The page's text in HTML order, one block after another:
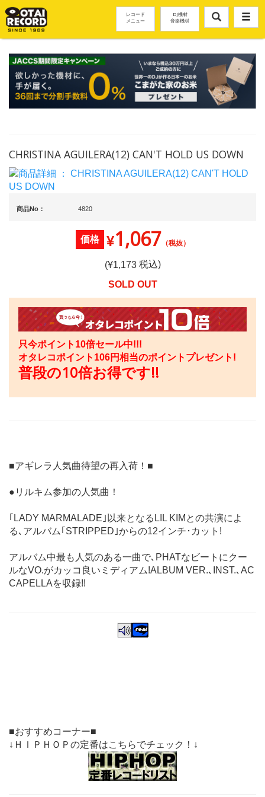
レコード
メニュー
DJ機材
音楽機材
CHRISTINA AGUILERA(12) CAN'T HOLD US DOWN
商品No： 4820
価格 ¥1,067 （税抜）
(¥1,173税込)
SOLD OUT
只今ポイント10倍セール中!!!
オタレコポイント 106円相当のポイントプレゼント!
普段の10倍お得です!!
■アギレラ人気曲待望の再入荷！■
●リルキム参加の人気曲！
｢LADY MARMALADE｣以来となるLIL KIMとの共演によ
る､アルバム｢STRIPPED｣からの12インチ･カット!
アルバム中最も人気のある一曲で､PHATなビートにクー
ルなVO.がカッコ良いミディアム!ALBUM VER.､INST.､AC
CAPELLAを収録!!
■おすすめコーナー■
↓ＨＩＰＨＯＰの定番はこちらでチェック！↓